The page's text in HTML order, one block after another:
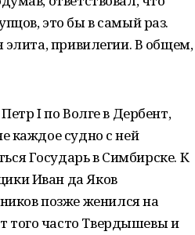
это бы в самый раз.
элита, привилегии. В общем,
I по Волге в Дербент,
каждое судно с ней
Государь в Симбирске. К
Иван да Яков
позже женился на
того часто Твердышевы и